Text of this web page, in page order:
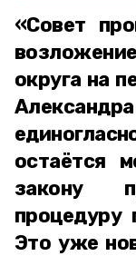
«Совет
округа на
остаётся
закону
процедуру
Это уже